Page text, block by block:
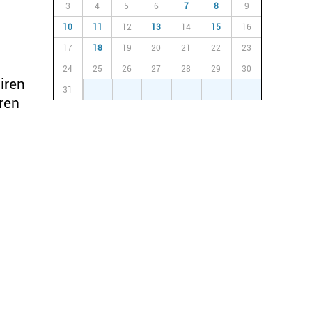
3 4 5 6 7 8 9
10 11 12 13 14 15 16
17 18 19 20 21 22 23
24 25 26 27 28 29 30
31